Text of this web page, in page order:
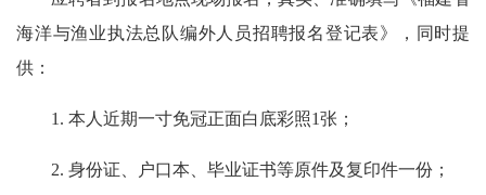
海洋与渔业执法总队编外人员招聘报名登记表》，同时提
供：
1. 本人近期一寸免冠正面白底彩照1张；
2. 身份证、户口本、毕业证书等原件及复印件一份；